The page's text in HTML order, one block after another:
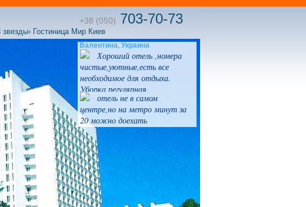
+38 (050) 703-70-73
звезды› Гостиница Мир Киев
Валентина, Украина
Хороший отель ,номера
чистые,уютные,есть все
необходимое для отдыха.
Уборка регулярная.
Расположение хорошее- рядом
совсем станция метро. Отель
был построен в советское
время, но номера
отремонтированы,есть wi-fi ,
холодильник, телевизор.Рядом
есть продуктовые
супермаркеты.При отеле
большая охраняемая парковка.
Цены очень приемлемые.
отель не в самом
центре,но на метро минут за
20 можно доехать